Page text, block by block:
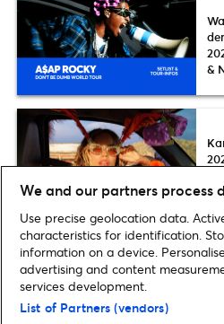
&
Musik
Super Bowl 2023 | Infos
Show
We and our partners process
Use precise geolocation data.
characteristics for identification.
information on a device.
advertising and content
services development.
List of Partners (vendors)